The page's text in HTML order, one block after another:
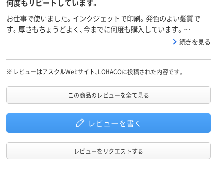
ンタ
トプリンタ、レーザ
ープリンタ、熱転写
プリンタ、インクジ
転写、ドット、インク
ジェットプリンタ、
リンタ、レーザープ
リンタ、熱転写プリ
ト（染料・顔料）、レー
ザー、コピー、熱転
ェットプリンタ、コ
ピー機、ドットプリ
ンタ、熱転写プリン
何度もリピートしています。
お仕事で使いました。インクジェットで印刷。発色のよい髪質で
す。厚さもちょうどよく、今までに何度も購入しています。
続きを見る
※ レビューはアスクルWebサイト、LOHACOに投稿された内容です。
この商品のレビューを全て見る
レビューを書く
レビューをリクエストする